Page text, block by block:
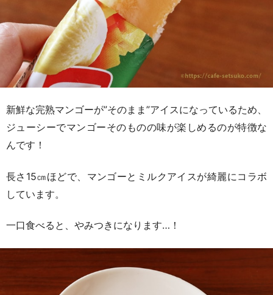
新鮮な完熟マンゴーが”そのまま”アイスになっているため、
ジューシーでマンゴーそのものの味が楽しめるのが特徴な
んです！
長さ15㎝ほどで、マンゴーとミルクアイスが綺麗にコラボ
しています。
一口食べると、やみつきになります…！